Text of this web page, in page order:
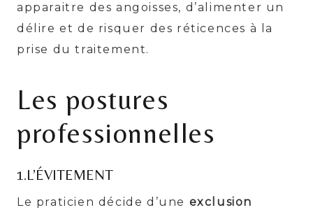
apparaitre des angoisses, d’alimenter un
délire et de risquer des réticences à la
prise du traitement.
Les postures
professionnelles
1.L’ÉVITEMENT
Le praticien décide d’une exclusion